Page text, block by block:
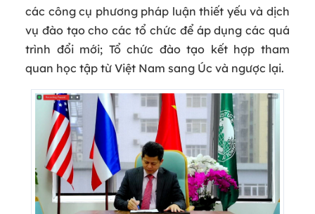
các công cụ phương pháp luận thiết yếu và dịch
vụ đào tạo cho các tổ chức để áp dụng các quá
trình đổi mới; Tổ chức đào tạo kết hợp tham
quan học tập từ Việt Nam sang Úc và ngược lại.